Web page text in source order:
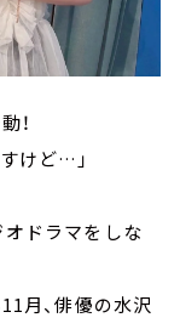
！
けど…」
ドラマをしな
月、俳優の水沢